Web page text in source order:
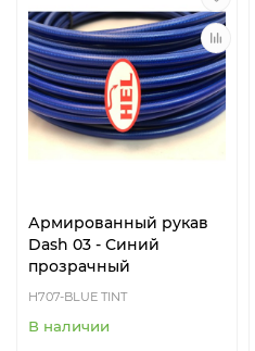
Армированный рукав
Dash 03 - Синий
прозрачный
H707-BLUE TINT
В наличии